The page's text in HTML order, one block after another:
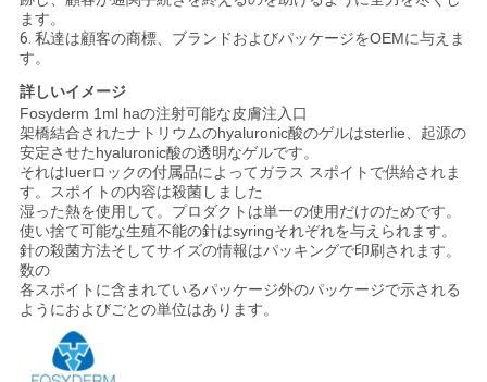
事
件
引
金
を
求
ます。
6. 私達は顧客の商標、ブランドおよびパッケージをOEMに与えま
す。
詳しいイメージ
Fosyderm 1ml haの注射可能な皮膚注入口
架橋結合されたナトリウムのhyaluronic酸のゲルはsterlie、起源の
安定させたhyaluronic酸の透明なゲルです。
それはluerロックの付属品によってガラス スポイトで供給されま
す。スポイトの内容は殺菌しました
湿った熱を使用して。プロダクトは単一の使用だけのためです。
使い捨て可能な生殖不能の針はsyringそれぞれを与えられます。
針の殺菌方法そしてサイズの情報はパッキングで印刷されます。
数の
各スポイトに含まれているパッケージ外のパッケージで示される
ようにおよびごとの単位はあります。